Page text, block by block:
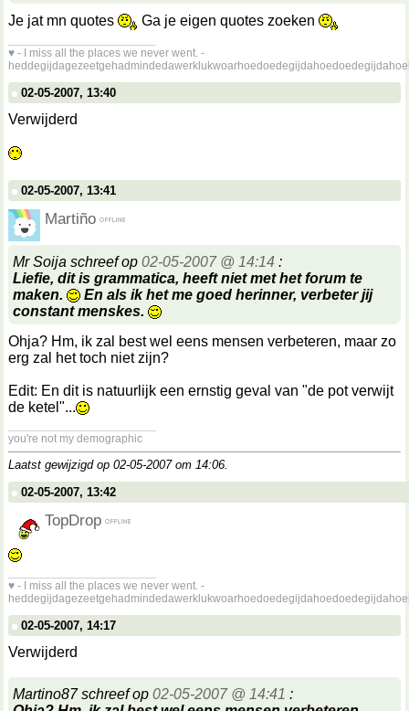
Je jat mn quotes
Ga je eigen quotes zoeken
♥ - I miss all the places we never went. -
02-05-2007, 13:40
Verwijderd
02-05-2007, 13:41
Martiño
Mr Soija schreef op 02-05-2007 @ 14:14 :
Liefie, dit is grammatica, heeft niet met het forum te
maken.
En als ik het me goed herinner, verbeter jij
constant menskes.
Ohja? Hm, ik zal best wel eens mensen verbeteren, maar zo
erg zal het toch niet zijn?
Edit: En dit is natuurlijk een ernstig geval van "de pot verwijt
de ketel"...
you're not my demographic
Laatst gewijzigd op 02-05-2007 om 14:06.
02-05-2007, 13:42
TopDrop
♥ - I miss all the places we never went. -
02-05-2007, 14:17
Verwijderd
Martino87 schreef op 02-05-2007 @ 14:41 :